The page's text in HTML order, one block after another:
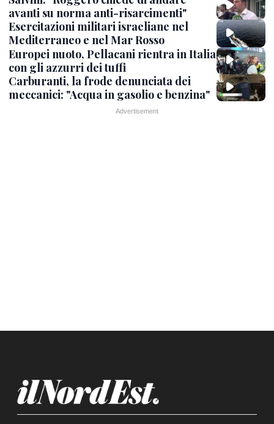
avanti su norma anti-risarcimenti"
Esercitazioni militari israeliane nel
Mediterraneo e nel Mar Rosso
Europei nuoto, Pellacani rientra in Italia
con gli azzurri dei tuffi
Carburanti, la frode denunciata dei
meccanici: "Acqua in gasolio e benzina"